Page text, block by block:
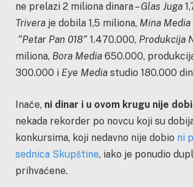
ne prelazi 2 miliona dinara –Glas Juga
Trivera je dobila 1,5 miliona, Mina Media
“Petar Pan 018” 1.470.000, Produkcija
miliona, Bora Media 650.000,
300.000 i Eye Media studio 180.000
Inače, ni dinar i u ovom krugu nije
nekada rekorder po novcu koji su
konkursima, koji nedavno nije dobio ni
sednica Skupštine, iako je ponudio
prihvaćene.